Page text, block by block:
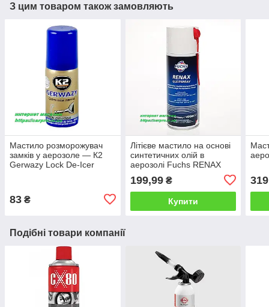
З цим товаром також замовляють
Мастило розморожувач
замків у аерозоле — К2
Gerwazy Lock De-Icer
83 ₴
Літієве мастило на основі
синтетичних олій в
аерозолі Fuchs RENAX
199,99₴
Купити
Подібні товари компанії